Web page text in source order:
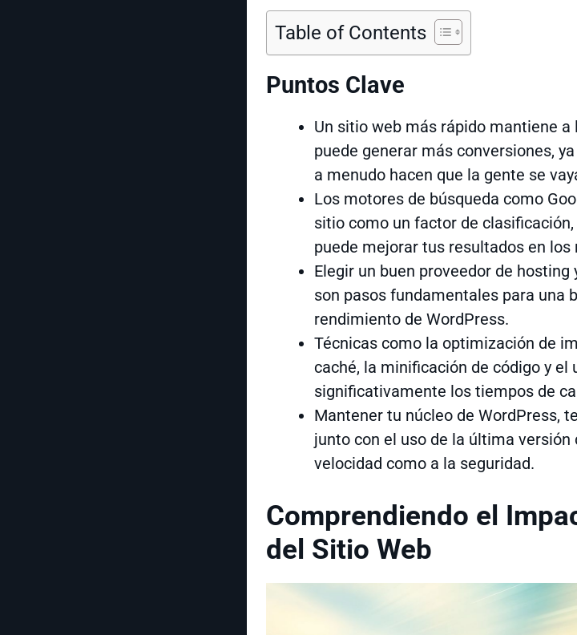
Table of Contents
Puntos Clave
Un sitio web más rápido mantiene
puede generar más conversiones,
a menudo hacen que la gente se
Los motores de búsqueda como
sitio como un factor de
puede mejorar tus resultados en los
Elegir un buen proveedor de
son pasos fundamentales para una
rendimiento de WordPress.
Técnicas como la optimización de
caché, la minificación de código y el
significativamente los tiempos de
Mantener tu núcleo de WordPress,
junto con el uso de la última versión
velocidad como a la seguridad.
Comprendiendo el
del Sitio Web